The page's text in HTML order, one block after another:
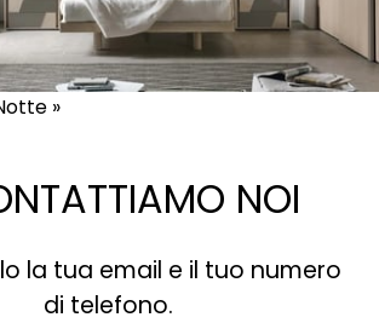
NOI
la tua email e il tuo numero
di telefono.
»